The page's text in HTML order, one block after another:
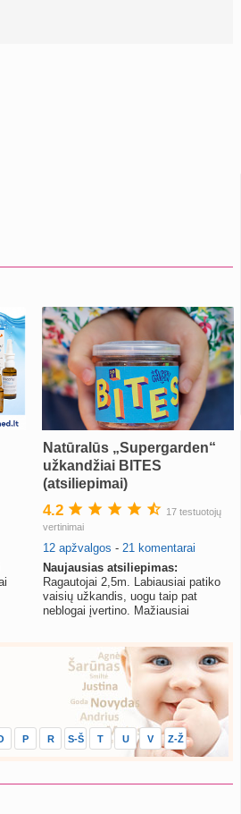
Natūralūs „Supergarden“
užkandžiai BITES
(atsiliepimai)
4.2
17 testuotojų
vertinimai
12 apžvalgos - 21 komentarai
Naujausias atsiliepimas:
Ragautojai 2,5m. Labiausiai patiko
vaisių užkandis, uogu taip pat
neblogai įvertino. Mažiausiai
P R S-Š T U V Z-Ž